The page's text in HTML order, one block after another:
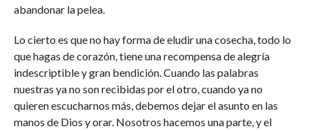
abandonar la pelea.
Lo cierto es que no hay forma de eludir una cosecha, todo lo
que hagas de corazón, tiene una recompensa de alegría
indescriptible y gran bendición. Cuando las palabras
nuestras ya no son recibidas por el otro, cuando ya no
quieren escucharnos más, debemos dejar el asunto en las
manos de Dios y orar. Nosotros hacemos una parte, y el